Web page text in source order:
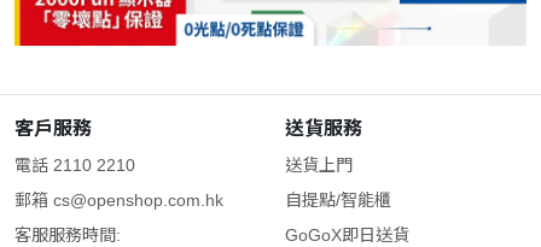
客戶服務
電話 2110 2210
郵箱 cs@openshop.com.hk
客服服務時間:
送貨服務
送貨上門
自提點/智能櫃
GoGoX即日送貨